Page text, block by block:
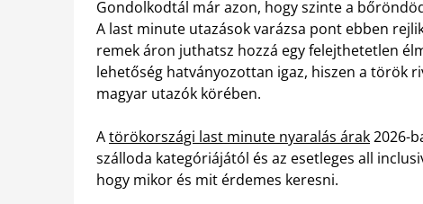
Gondolkodtál már azon, hogy szinte a
A last minute utazások varázsa pont ebben
remek áron juthatsz hozzá egy felejthetetlen
lehetőség hatványozottan igaz, hiszen a török
magyar utazók körében.
Atörökországi last minute nyaralás árak2026-
szálloda kategóriájától és az esetleges all
hogy mikor és mit érdemes keresni.